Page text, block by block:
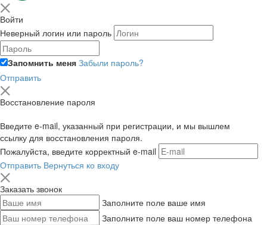
Войти
Неверный логин или пароль
Запомнить меня Забыли пароль?
Отправить
Восстановление пароля
Введите e-mail, указанный при регистрации, и мы вышлем
ссылку для восстановления пароля.
Пожалуйста, введите корректный e-mail
Отправить Вернуться ко входу
Заказать звонок
Заполните поле ваше имя
Заполните поле ваш номер телефона